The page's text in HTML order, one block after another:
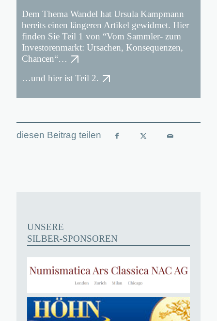
Dem Thema Wandel hat Ursula Kampmann
bereits einen längeren Artikel gewidmet. Hier
finden Sie Teil 1 von “Vom Sammler- zum
Investorenmarkt: Ursachen, Konsequenzen,
Chancen“…
…und hier ist Teil 2.
UNSERE
SILBER-SPONSOREN